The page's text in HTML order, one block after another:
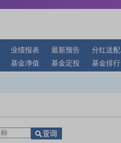
业绩报表 最新预告 分红送配
基金净值 基金定投 基金排行